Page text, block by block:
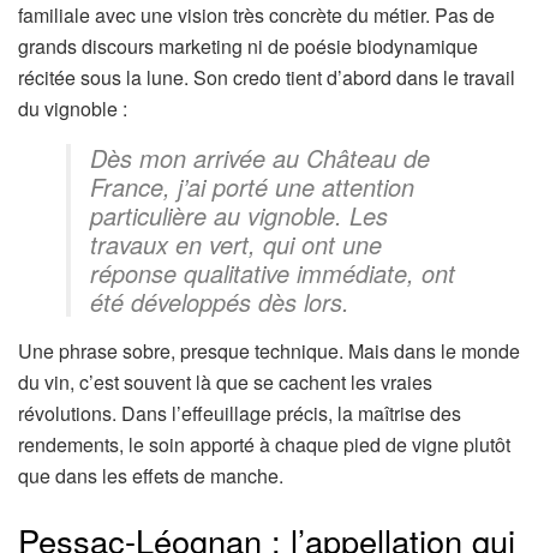
familiale avec une vision très concrète du métier. Pas de
grands discours marketing ni de poésie biodynamique
récitée sous la lune. Son credo tient d’abord dans le travail
du vignoble :
Dès mon arrivée au Château de
France, j’ai porté une attention
particulière au vignoble. Les
travaux en vert, qui ont une
réponse qualitative immédiate, ont
été développés dès lors.
Une phrase sobre, presque technique. Mais dans le monde
du vin, c’est souvent là que se cachent les vraies
révolutions. Dans l’effeuillage précis, la maîtrise des
rendements, le soin apporté à chaque pied de vigne plutôt
que dans les effets de manche.
Pessac-Léognan : l’appellation qui